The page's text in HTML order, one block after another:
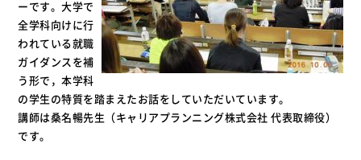
ーです。大学で
全学科向けに行
われている就職
ガイダンスを補
う形で，本学科
の学生の特質を踏まえたお話をしていただいています。
講師は桑名暢先生（キャリアプランニング株式会社 代表取締役）
です。